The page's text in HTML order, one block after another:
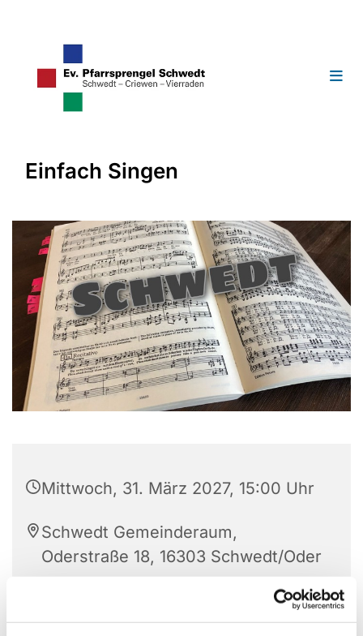
Einfach Singen
Mittwoch, 31. März 2027, 15:00 Uhr
Schwedt Gemeinderaum,
Oderstraße 18, 16303 Schwedt/Oder